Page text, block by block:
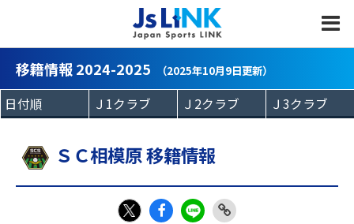
移籍情報 2024-2025 （2025年10月9日更新）
ＳＣ相模原 移籍情報